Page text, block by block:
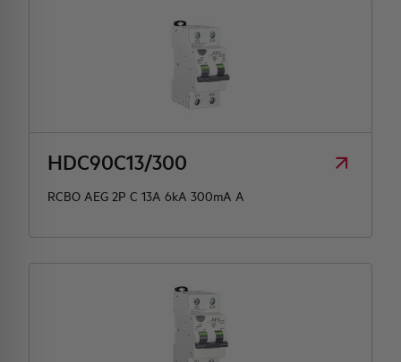
HDC90C13/300
RCBO AEG 2P C 13A 6kA 300mA A